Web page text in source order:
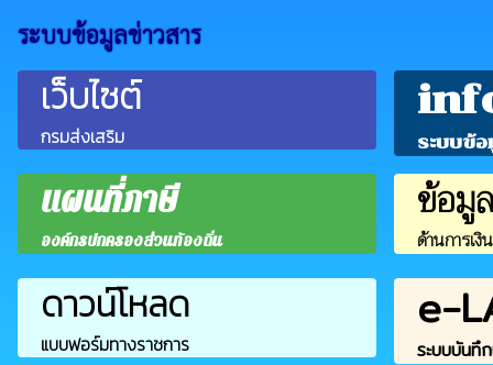
ระบบข้อมูลข่าวสาร
เว็บไซต์
กรมส่งเสริม ระบบข้
แผนที่ภาษี
องค์กรปกครองส่วนท้องถิ่น
ข้อมูล
ด้านการเ
ดาวน์โหลด
แบบฟอร์มทางราชการ
e-
ระบบบัน